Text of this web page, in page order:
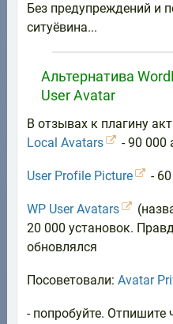
Без предупреждений и
ситуёвина...
Альтернатива
User Avatar
В отзывах к плагину
Local Avatars
- 90 000
User Profile Picture -
WP User Avatars
20 000 установок.
обновлялся
Посоветовали: Avatar
- попробуйте. Отпишите